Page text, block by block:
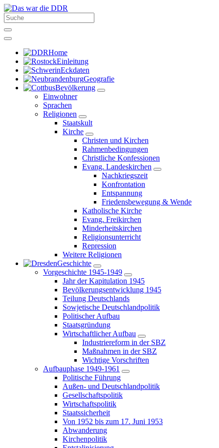
Home
Einleitung
Eckdaten
Geografie
Bevölkerung
Einwohner
Sprachen
Religionen
Staatskult
Kirche
Christen und Kirchen
Rahmenbedingungen
Christliche Konfessionen
Evang. Landeskirchen
Nachkriegszeit
Konfrontation
Entspannung
Friedensbewegung & Wende
Katholische Kirche
Evang. Freikirchen
Minderheitskirchen
Religionsunterricht
Repression
Weitere Religionen
Geschichte
Vorgeschichte 1945-1949
Jahr der Kapitulation 1945
Bevölkerungsentwicklung 1945
Teilung Deutschlands
Sowjetische Deutschlandpolitik
Politischer Aufbau
Staatsgründung
Wirtschaftlicher Aufbau
Industriereform in der SBZ
Maßnahmen in der SBZ
Wichtige Vorschriften
Aufbauphase 1949-1961
Politische Führung
Außen- und Deutschlandpolitik
Gesellschaftspolitik
Wirtschaftspolitik
Staatssicherheit
Von 1952 bis zum 17. Juni 1953
Abwanderung
Kirchenpolitik